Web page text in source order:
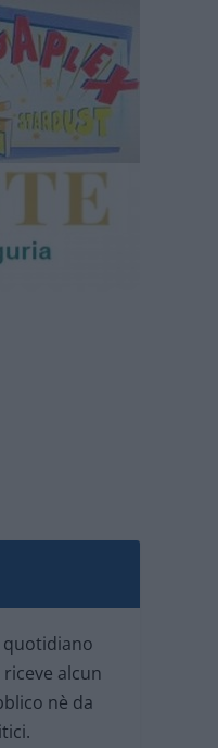
quotidiano
alcun
nè da